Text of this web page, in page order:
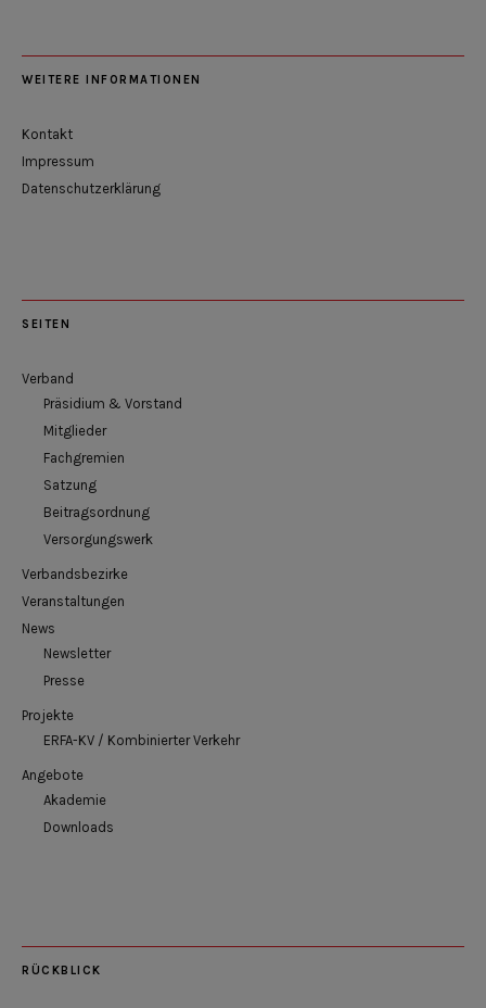
WEITERE INFORMATIONEN
Kontakt
Impressum
Datenschutzerklärung
SEITEN
Verband
Präsidium & Vorstand
Mitglieder
Fachgremien
Satzung
Beitragsordnung
Versorgungswerk
Verbandsbezirke
Veranstaltungen
News
Newsletter
Presse
Projekte
ERFA-KV / Kombinierter Verkehr
Angebote
Akademie
Downloads
RÜCKBLICK